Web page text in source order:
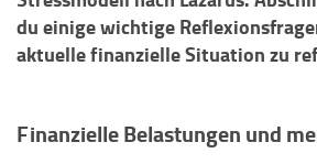
du einige wichtige
aktuelle finanzielle Situation zu
Finanzielle Belastungen und